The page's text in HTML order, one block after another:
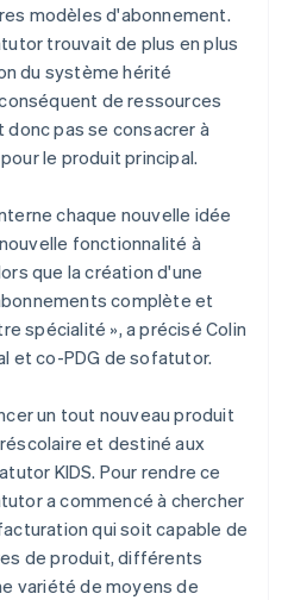
modèles d'abonnement.
trouvait de plus en plus
du système hérité
de ressources
pas se consacrer à
le produit principal.
chaque nouvelle idée
fonctionnalité à
que la création d'une
complète et
spécialité », a précisé Colin
et co-PDG de sofatutor.
un tout nouveau produit
et destiné aux
KIDS. Pour rendre ce
a commencé à chercher
qui soit capable de
de produit, différents
variété de moyens de